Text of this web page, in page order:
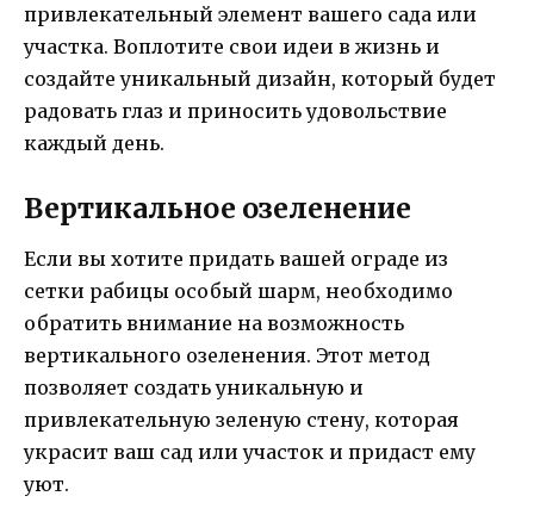
привлекательный элемент вашего сада или
участка. Воплотите свои идеи в жизнь и
создайте уникальный дизайн, который будет
радовать глаз и приносить удовольствие
каждый день.
Вертикальное озеленение
Если вы хотите придать вашей ограде из
сетки рабицы особый шарм, необходимо
обратить внимание на возможность
вертикального озеленения. Этот метод
позволяет создать уникальную и
привлекательную зеленую стену, которая
украсит ваш сад или участок и придаст ему
уют.